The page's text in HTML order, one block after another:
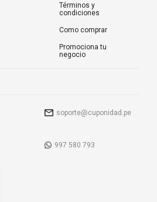
Términos y
condiciones
Como comprar
Promociona tu
negocio
soporte@cuponidad.pe
997 580 793